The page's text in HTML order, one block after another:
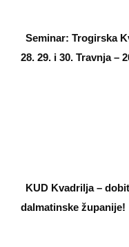
Seminar: Trogirska
28. 29. i 30. Travnja –
KUD Kvadrilja –
dalmatinske županije!